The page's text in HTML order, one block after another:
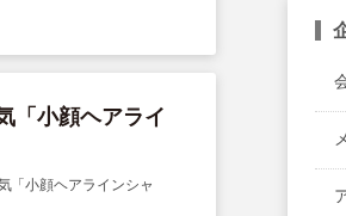
「小顔ヘアライ
「小顔ヘアラインシャ